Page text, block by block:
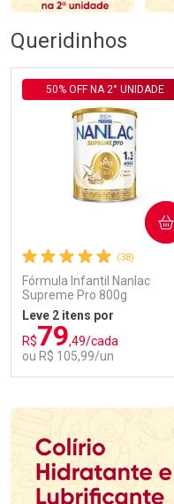
Queridinhos
(38)
Fórmula Infantil Nanlac
Supreme Pro 800g
50% OFF NA 2° UNIDADE
Leve 2 itens por
R$79,49/cada
ou R$ 105,99/un
COMPRAR